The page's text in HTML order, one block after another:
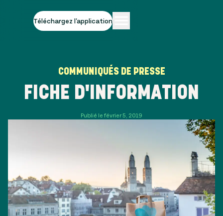
Téléchargez l'application
COMMUNIQUÉS DE PRESSE
FICHE D'INFORMATION
Publié le février 5, 2019